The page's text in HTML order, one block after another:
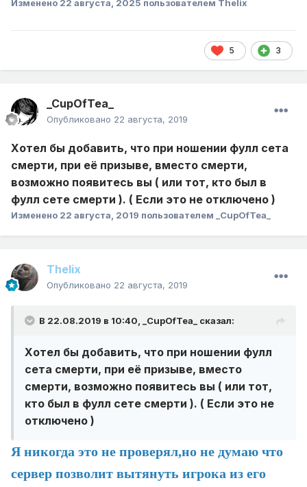
Изменено 22 августа, 2025 пользователем Thelix
5 3
_CupOfTea_
Опубликовано 22 августа, 2019
Хотел бы добавить, что при ношении фулл сета
смерти, при её призыве, вместо смерти,
возможно появитесь вы ( или тот, кто был в
фулл сете смерти ). ( Если это не отключено )
Изменено 22 августа, 2019 пользователем _CupOfTea_
Thelix
Опубликовано 22 августа, 2019
В 22.08.2019 в 10:40, _CupOfTea_ сказал:
Хотел бы добавить, что при ношении фулл
сета смерти, при её призыве, вместо
смерти, возможно появитесь вы ( или тот,
кто был в фулл сете смерти ). ( Если это не
отключено )
Я никогда это не проверял,но не думаю что
сервер позволит вытянуть игрока из его